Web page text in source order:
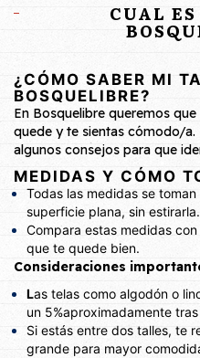
CUAL
¿CÓMO SABER MI
BOSQUELIBRE?
En Bosquelibre queremos
quede y te sientas cómodo/
algunos consejos para que
MEDIDAS Y CÓMO
Todas las medidas se
superficie plana, sin estirarla.
Compara estas medidas
que te quede bien.
Consideraciones
Las telas como algodón o
un 5%aproximadamente
Si estás entre dos talles, te
grande para mayor